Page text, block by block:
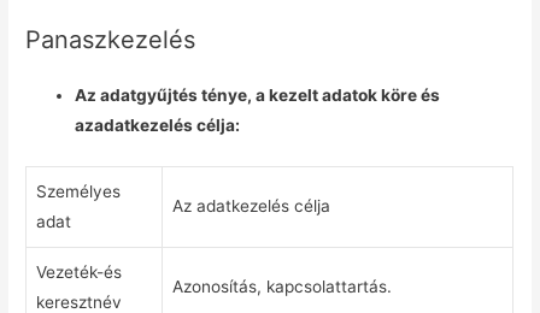
Panaszkezelés
Az adatgyűjtés ténye, a kezelt adatok köre és
azadatkezelés célja:
Személyes
adat
Az adatkezelés célja
Vezeték-és
keresztnév
Azonosítás, kapcsolattartás.